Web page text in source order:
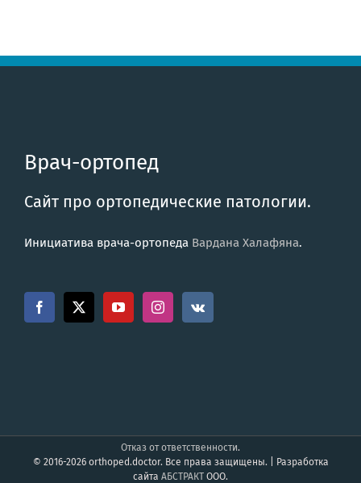
Врач-ортопед
Сайт про ортопедические патологии.
Инициатива врача-ортопеда Вардана Халафяна.
Отказ от ответственности.
© 2016-2026 orthoped.doctor. Все права защищены. | Разработка
сайта АБСТРАКТ ООО.